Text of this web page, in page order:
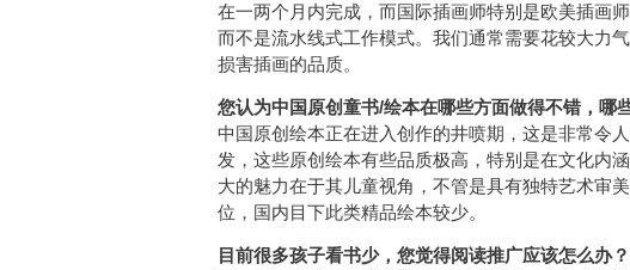
在一两个月内完成，而国际插画师特别是欧美插画
而不是流水线式工作模式。我们通常需要花较大力
损害插画的品质。
您认为中国原创童书/绘本在哪些方面做得不错，哪
中国原创绘本正在进入创作的井喷期，这是非常令
发，这些原创绘本有些品质极高，特别是在文化内
大的魅力在于其儿童视角，不管是具有独特艺术审
位，国内目下此类精品绘本较少。
目前很多孩子看书少，您觉得阅读推广应该怎么办？